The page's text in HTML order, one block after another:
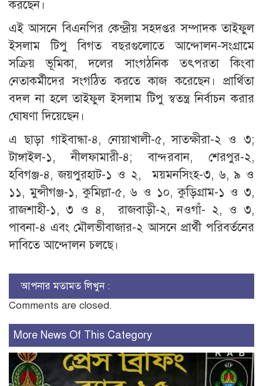
করছেন।
এই আসনে বিএনপির কেন্দ্রীয় সহদপ্তর সম্পাদক তাইফুল
ইসলাম টিপু বিগত বছরগুলোতে আন্দোলন-সংগ্রামে
সক্রিয় ভূমিকা, দলের সাংগঠনিক তৎপরতা কিংবা
নেতাকর্মীদের সংগঠিত করতে কাজ করেছেন। প্রার্থিতা
বদল না হলে তাইফুল ইসলাম টিপু স্বতন্ত্র নির্বাচন করার
ঘোষণা দিয়েছেন।
এ ছাড়া গাইবান্ধা-৪, নোয়াখালী-৫, সাতক্ষীরা-২ ও ৩;
টাঙ্গাইল-১, নীলফামারী-৪; বান্দরবান, শেরপুর-২,
হবিগঞ্জ-৪, জয়পুরহাট-১ ও ২, ময়মনসিংহ-৩, ৬, ৯ ও
১১, মুন্সীগঞ্জ-১, কুমিল্লা-৫, ৬ ও ১০, কুড়িগ্রাম-১ ও ৩,
রাজশাহী-১, ৩ ও ৪, রাজবাড়ী-২, নওগাঁ- ২, ও ৩,
পাবনা-৪ এবং মৌলভীবাজার-২ আসনে প্রার্থী পরিবর্তনের
দাবিতে আন্দোলন চলছে।
আপনার মতামত লিখুন :
Comments are closed.
More News Of This Category